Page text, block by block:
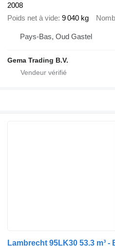
2008
Poids net à vide 9 040 kg
Pays-Bas, Oud Gastel
Gema Trading B.V.